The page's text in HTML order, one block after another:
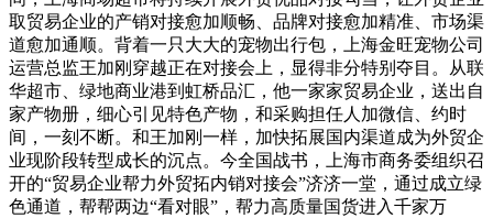
取贸易企业的产销对接愈加顺畅、品牌对接愈加精准、市场渠
道愈加通顺。背着一只大大的宠物出行包，上海金旺宠物公司
运营总监王加刚穿越正在对接会上，显得非分特别夺目。从联
华超市、绿地商业港到虹桥品汇，他一家家贸易企业，送出自
家产物册，细心引见特色产物，和采购担任人加微信、约时
间，一刻不断。和王加刚一样，加快拓展国内渠道成为外贸企
业现阶段转型成长的沉点。今全国战书，上海市商务委组织召
开的“贸易企业帮力外贸拓内销对接会”济济一堂，通过成立绿
色通道，帮帮两边“看对眼”，帮力高质量国货进入千家万